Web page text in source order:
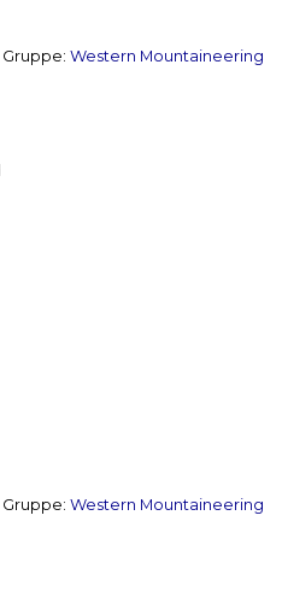
Gruppe: Western Mountaineering
Gruppe: Western Mountaineering